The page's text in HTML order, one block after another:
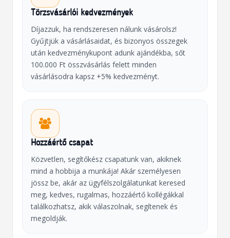
Törzsvásárlói kedvezmények
Díjazzuk, ha rendszeresen nálunk vásárolsz!
Gyűjtjük a vásárlásaidat, és bizonyos összegek
után kedvezménykupont adunk ajándékba, sőt
100.000 Ft összvásárlás felett minden
vásárlásodra kapsz +5% kedvezményt.
Hozzáértő csapat
Közvetlen, segítőkész csapatunk van, akiknek
mind a hobbija a munkája! Akár személyesen
jössz be, akár az ügyfélszolgálatunkat keresed
meg, kedves, rugalmas, hozzáértő kollégákkal
találkozhatsz, akik válaszolnak, segítenek és
megoldják.